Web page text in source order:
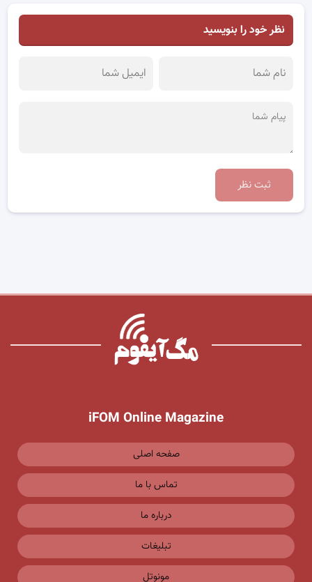
نظر خود را بنویسید
ثبت نظر
iFOM Online Magazine
صفحه اصلی
تماس با ما
درباره ما
تبلیغات
مونوتل